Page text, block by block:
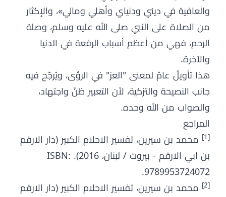
والعافية في ديني ودنياي وأهلي ومالي»، والإكثار
من الصلاة على النبي صلى الله عليه وسلم، وصلة
الرحم، فهي من أعظم أسباب الرفعة في الدنيا
والآخرة.
هذا تأويلٌ عامّ لمعنى "العز" في الرؤى، ويُرجّح فيه
جانب النصيحة والتزكية، لأن التعبير ظنّ واجتهاد،
والصواب من الله وحده.
المراجع
[1]
محمد بن سيرين، تفسير الاحلام الكبير (دار الارقم
بن ابي الارقم - بيروت / لبنان، 2016). ISBN:
9789953724072.
[2]
محمد بن سيرين، تفسير الاحلام الكبير (دار الارقم